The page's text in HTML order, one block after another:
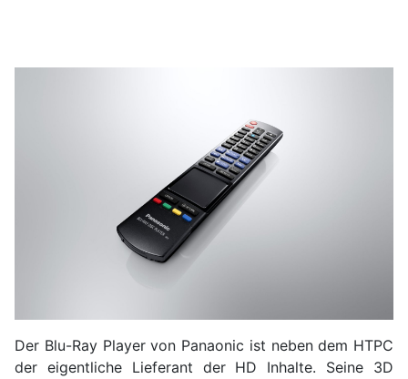
Der Blu-Ray Player von Panaonic ist neben dem HTPC
der eigentliche Lieferant der HD Inhalte. Seine 3D